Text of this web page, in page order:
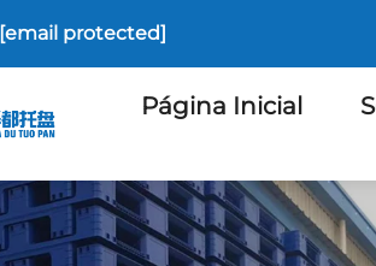
[email protected]
Página Inicial